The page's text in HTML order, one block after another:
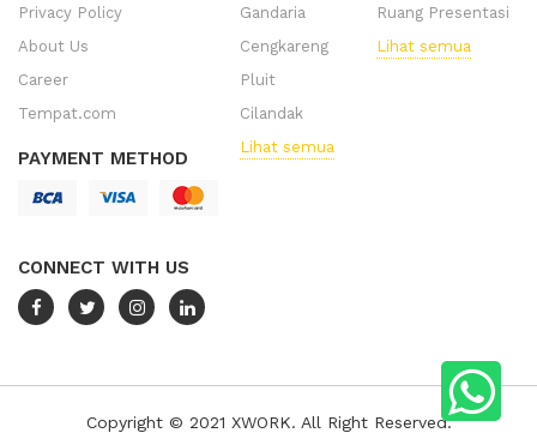
Privacy Policy
About Us
Career
Tempat.com
PAYMENT METHOD
CONNECT WITH US
Gandaria
Cengkareng
Pluit
Cilandak
Lihat semua
Ruang Presentasi
Lihat semua
Copyright © 2021 XWORK. All Right Reserved.